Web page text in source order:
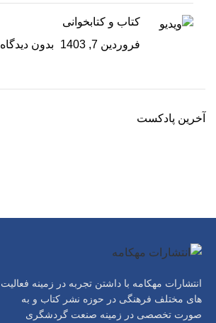
کتاب و کتابخوانی
فروردین 7, 1403
بدون دیدگاه
آخرین پادکست
انتشارات مهکامه با داشتن تجربه در زمینه فعالیت
های مختلف فرهنگی در حوزه نشر کتاب و به
صورت تخصصی در زمینه صنعت گردشگری